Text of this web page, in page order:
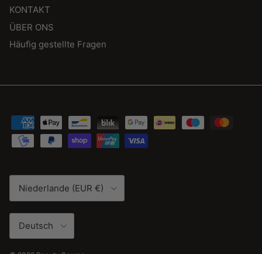
KONTAKT
ÜBER ONS
Häufig gestellte Fragen
Land/Region
Niederlande (EUR €)
Sprache
Deutsch